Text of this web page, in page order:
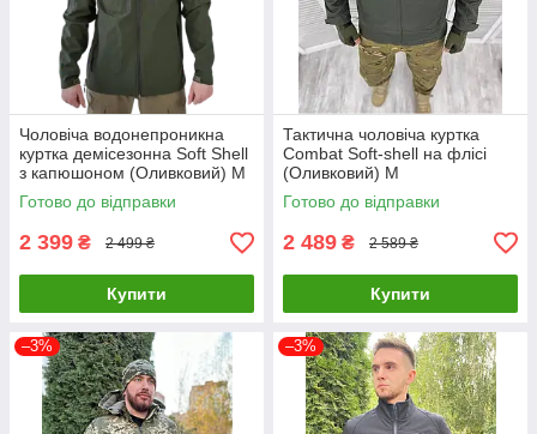
Чоловіча водонепроникна
куртка демісезонна Soft Shell
з капюшоном (Оливковий) M
Готово до відправки
2 399 ₴ 2 499 ₴
Купити
Тактична чоловіча куртка
Combat Soft-shell на флісі
(Оливковий) M
Готово до відправки
2 489 ₴ 2 589 ₴
Купити
–3% –3%